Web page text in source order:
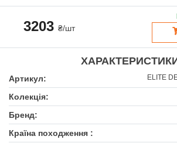
3203 ₴/шт
Артикул: ELITE
Колекція:
Бренд:
Країна походження :